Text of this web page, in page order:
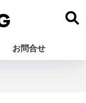
お問合せ